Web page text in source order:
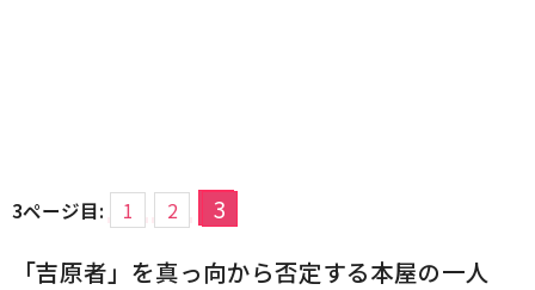
3ページ目: 1 2 3
「吉原者」を真っ向から否定する本屋の一人